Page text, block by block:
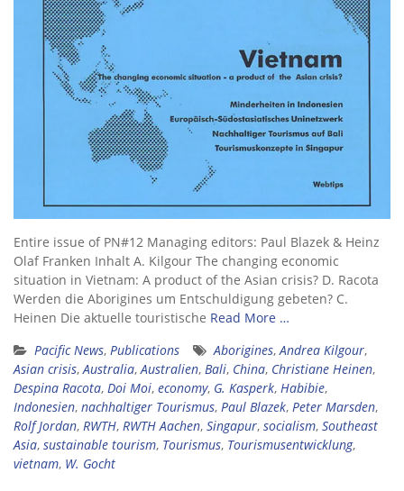
Entire issue of PN#12 Managing editors: Paul Blazek & Heinz
Olaf Franken Inhalt A. Kilgour The changing economic
situation in Vietnam: A product of the Asian crisis? D. Racota
Werden die Aborigines um Entschuldigung gebeten? C.
Heinen Die aktuelle touristische Read More …
Pacific News, Publications Aborigines,Andrea Kilgour,
Asian crisis,Australia,Australien, Bali, China, Christiane Heinen,
Despina Racota, Doi Moi, economy, G. Kasperk, Habibie,
Indonesien, nachhaltiger Tourismus, Paul Blazek, Peter Marsden,
Rolf Jordan, RWTH, RWTH Aachen, Singapur, socialism, Southeast
Asia, sustainable tourism, Tourismus, Tourismusentwicklung,
vietnam, W. Gocht